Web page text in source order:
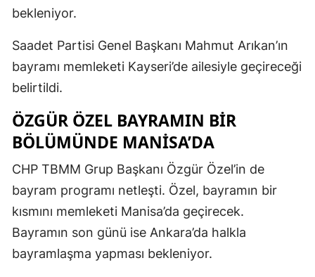
bekleniyor.
Saadet Partisi Genel Başkanı Mahmut Arıkan’ın
bayramı memleketi Kayseri’de ailesiyle geçireceği
belirtildi.
ÖZGÜR ÖZEL BAYRAMIN BIR
BÖLÜMÜNDE MANISA’DA
CHP TBMM Grup Başkanı Özgür Özel’in de
bayram programı netleşti. Özel, bayramın bir
kısmını memleketi Manisa’da geçirecek.
Bayramın son günü ise Ankara’da halkla
bayramlaşma yapması bekleniyor.